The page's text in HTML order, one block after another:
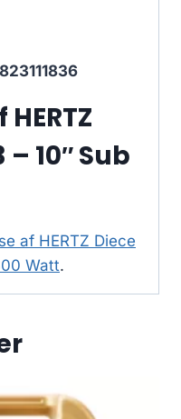
– 10″ Sub
af HERTZ Diece
Watt.